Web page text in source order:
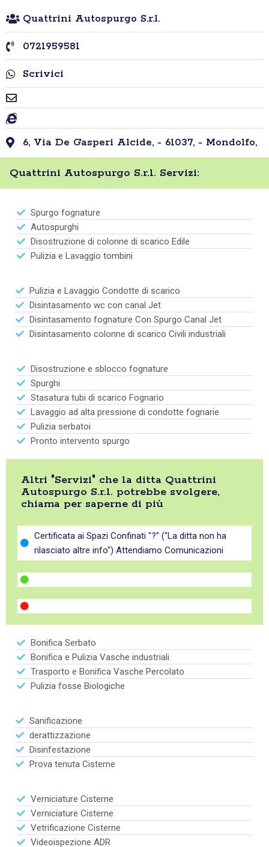
Quattrini Autospurgo S.r.l.
0721959581
Scrivici
6, Via De Gasperi Alcide, - 61037, - Mondolfo,
Quattrini Autospurgo S.r.l. Servizi:
Spurgo fognature
Autospurghi
Disostruzione di colonne di scarico Edile
Pulizia e Lavaggio tombini
Pulizia e Lavaggio Condotte di scarico
Disintasamento wc con canal Jet
Disintasamento fognature Con Spurgo Canal Jet
Disintasamento colonne di scarico Civili industriali
Disostruzione e sblocco fognature
Spurghi
Stasatura tubi di scarico Fognario
Lavaggio ad alta pressione di condotte fognarie
Pulizia serbatoi
Pronto intervento spurgo
Altri "Servizi" che la ditta Quattrini
Autospurgo S.r.l. potrebbe svolgere,
chiama per saperne di più
Certificata ai Spazi Confinati "?" ("La ditta non ha
rilasciato altre info") Attendiamo Comunicazioni
Bonifica Serbato
Bonifica e Pulizia Vasche industriali
Trasporto e Bonifica Vasche Percolato
Pulizia fosse Biologiche
Sanificazione
derattizzazione
Disinfestazione
Prova tenuta Cisterne
Verniciature Cisterne
Verniciature Cisterne
Vetrificazione Cisterne
Videoispezione ADR